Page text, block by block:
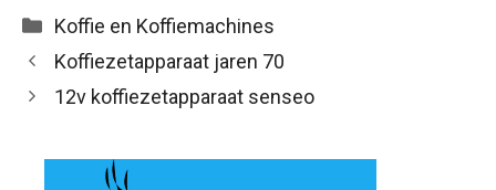
Categorieën
Koffie en Koffiemachines
Koffiezetapparaat jaren 70
12v koffiezetapparaat senseo